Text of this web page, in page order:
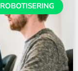
ROBOTISERING